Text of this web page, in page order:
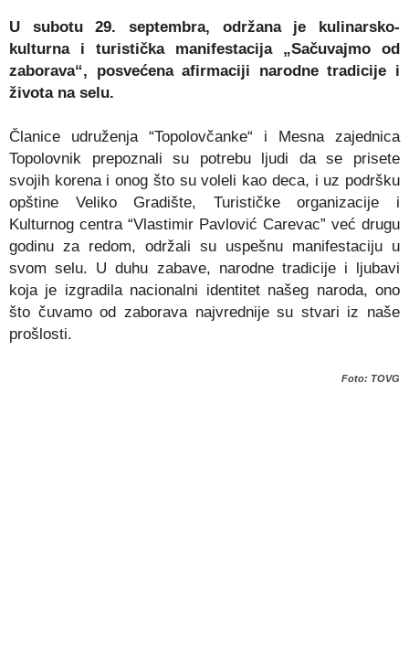
U subotu 29. septembra, održana je kulinarsko-
kulturna i turistička manifestacija „Sačuvajmo od
zaborava“, posvećena afirmaciji narodne tradicije i
života na selu.
Članice udruženja “Topolovčanke“ i Mesna zajednica
Topolovnik prepoznali su potrebu ljudi da se prisete
svojih korena i onog što su voleli kao deca, i uz podršku
opštine Veliko Gradište, Turističke organizacije i
Kulturnog centra “Vlastimir Pavlović Carevac” već drugu
godinu za redom, održali su uspešnu manifestaciju u
svom selu. U duhu zabave, narodne tradicije i ljubavi
koja je izgradila nacionalni identitet našeg naroda, ono
što čuvamo od zaborava najvrednije su stvari iz naše
prošlosti.
Foto: TOVG